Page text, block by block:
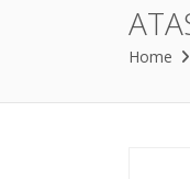
Home